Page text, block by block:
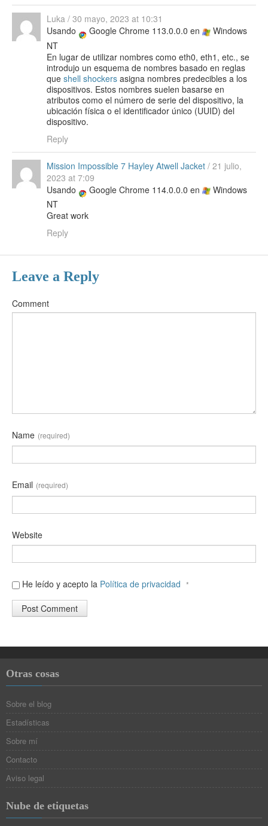
Luka / 30 mayo, 2023 at 10:31
Usando
Google Chrome 113.0.0.0 en
Windows
NT
En lugar de utilizar nombres como eth0, eth1, etc., se
introdujo un esquema de nombres basado en reglas
que shell shockers asigna nombres predecibles a los
dispositivos. Estos nombres suelen basarse en
atributos como el número de serie del dispositivo, la
ubicación física o el identificador único (UUID) del
dispositivo.
Reply
Mission Impossible 7 Hayley Atwell Jacket / 21 julio,
2023 at 7:09
Usando
Google Chrome 114.0.0.0 en
Windows
NT
Great work
Reply
Leave a Reply
Comment
Name (required)
Email (required)
Website
He leído y acepto la Política de privacidad *
Otras cosas
Sobre el blog
Estadísticas
Sobre mí
Contacto
Aviso legal
Nube de etiquetas